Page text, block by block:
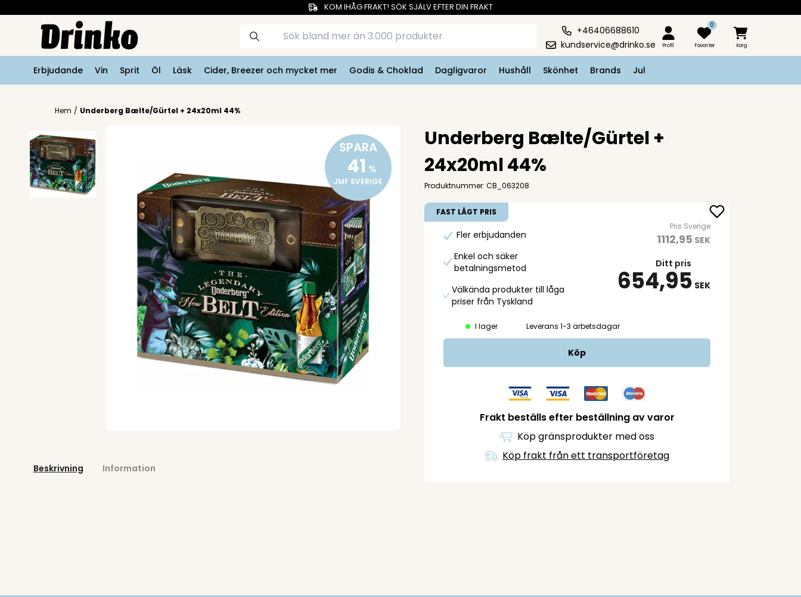
KOM IHÅG FRAKT! SÖK SJÄLV EFTER DIN FRAKT
+46406688610
kundservice@drinko.se
Profil
0
Favoriter Korg
Erbjudande Vin Sprit Öl Läsk Cider, Breezer och mycket mer Godis & Choklad Dagligvaror Hushåll Skönhet Brands Jul
Hem / Underberg Bælte/Gürtel + 24x20ml 44%
SPARA
41 %
JMF SVERIGE
Beskrivning Information
Underberg Bælte/Gürtel +
24x20ml 44%
Produktnummer: CB_063208
FAST LÅGT PRIS
Fler erbjudanden
Enkel och säker
betalningsmetod
Välkända produkter till låga
priser från Tyskland
Pris Sverige
1112,95 SEK
Ditt pris
654,95 SEK
I lager Leverans 1-3 arbetsdagar
Köp
Frakt beställs efter beställning av varor
Köp gränsprodukter med oss
Köp frakt från ett transportföretag